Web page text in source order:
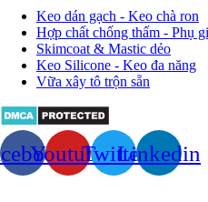
Keo dán gạch - Keo chà ron
Hợp chất chống thấm - Phụ
Skimcoat & Mastic dẻo
Keo Silicone - Keo đa năng
Vữa xây tô trộn sẵn
YoutubeTwitterLinkedin